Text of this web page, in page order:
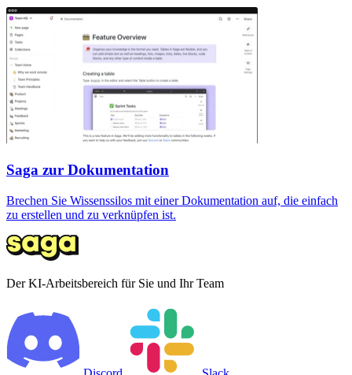
Saga zur Dokumentation
Brechen Sie Wissenssilos mit einer Dokumentation auf, die einfach
zu erstellen und zu verknüpfen ist.
Der KI-Arbeitsbereich für Sie und Ihr Team